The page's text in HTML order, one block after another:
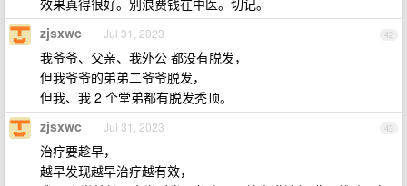
效果真得很好。别浪费钱在中医。切记。
42
zjsxwc Jul 31, 2023
我爷爷、父亲、我外公 都没有脱发，
但我爷爷的弟弟二爷爷脱发，
但我、我 2 个堂弟都有脱发秃顶。
43
zjsxwc Jul 31, 2023
治疗要趁早，
越早发现越早治疗越有效，